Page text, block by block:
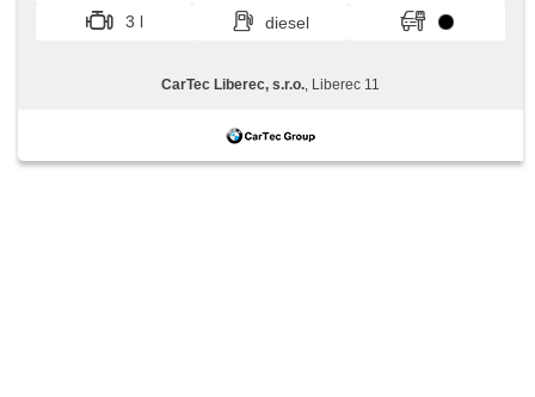
3 l
diesel
CarTec Liberec, s.r.o. , Liberec 11